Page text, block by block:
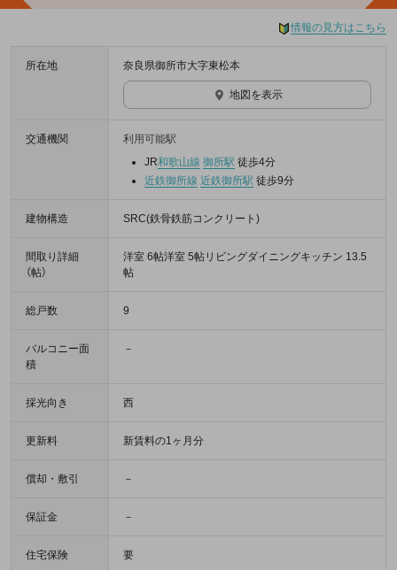
情報の見方はこちら
所在地 奈良県御所市大字東松本
地図を表示
交通機関
利用可能駅
JR和歌山線 御所駅 徒歩4分
近鉄御所線 近鉄御所駅 徒歩9分
建物構造 SRC(鉄骨鉄筋コンクリート)
間取り詳細
（帖）
洋室 6帖洋室 5帖リビングダイニングキッチン 13.5
帖
総戸数 9
バルコニー面
積
－
採光向き 西
更新料 新賃料の1ヶ月分
償却・敷引 －
保証金 －
住宅保険 要